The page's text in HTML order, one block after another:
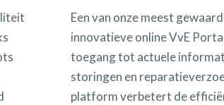
Een van onze meest
innovatieve online VvE
toegang tot actuele
storingen en
platform verbetert de